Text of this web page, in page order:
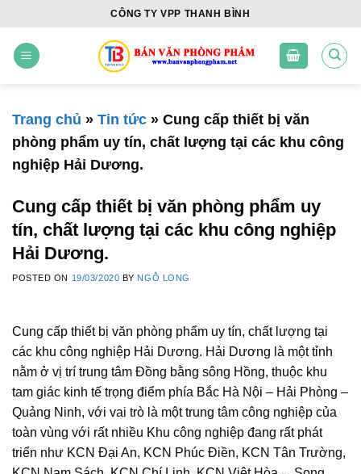
content
CÔNG TY VPP THANH BÌNH
Trang chủ » Tin tức » Cung cấp thiết bị văn
phòng phẩm uy tín, chất lượng tại các khu công
nghiệp Hải Dương.
Cung cấp thiết bị văn phòng phẩm uy
tín, chất lượng tại các khu công nghiệp
Hải Dương.
POSTED ON 19/03/2020 BY NGÔ LONG
Cung cấp thiết bị văn phòng phẩm uy tín, chất lượng tại
các khu công nghiệp Hải Dương. Hải Dương là một tỉnh
nằm ở vị trí trung tâm Đồng bằng sông Hồng, thuộc khu
tam giác kinh tế trọng điểm phía Bắc Hà Nội – Hải Phòng –
Quảng Ninh, với vai trò là một trung tâm công nghiệp của
toàn vùng với rất nhiều Khu công nghiệp đang rất phát
triển như KCN Đại An, KCN Phúc Điền, KCN Tân Trường,